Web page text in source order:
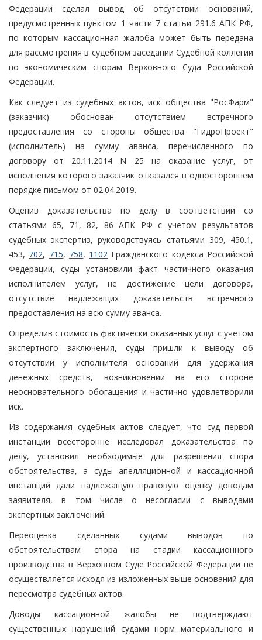
Федерации сделал вывод об отсутствии оснований,
предусмотренных пунктом 1 части 7 статьи 291.6 АПК РФ,
по которым кассационная жалоба может быть передана
для рассмотрения в судебном заседании Судебной коллегии
по экономическим спорам Верховного Суда Российской
Федерации.
Как следует из судебных актов, иск общества "РосФарм"
(заказчик) обоснован отсутствием встречного
предоставления со стороны общества "ГидроПроект"
(исполнитель) на сумму аванса, перечисленного по
договору от 20.11.2014 N 25 на оказание услуг, от
исполнения которого заказчик отказался в одностороннем
порядке письмом от 02.04.2019.
Оценив доказательства по делу в соответствии со
статьями 65, 71, 82, 86 АПК РФ с учетом результатов
судебных экспертиз, руководствуясь статьями 309, 450.1,
453, 702, 715, 758, 1102 Гражданского кодекса Российской
Федерации, суды установили факт частичного оказания
исполнителем услуг, не достижение цели договора,
отсутствие надлежащих доказательств встречного
предоставления на всю сумму аванса.
Определив стоимость фактически оказанных услуг с учетом
экспертного заключения, суды пришли к выводу об
отсутствии у исполнителя оснований для удержания
денежных средств, возникновении на его стороне
неосновательного обогащения и частично удовлетворили
иск.
Из содержания судебных актов следует, что суд первой
инстанции всесторонне исследовал доказательства по
делу, установил необходимые для разрешения спора
обстоятельства, а суды апелляционной и кассационной
инстанций дали надлежащую правовую оценку доводам
заявителя, в том числе о несогласии с выводами
экспертных заключений.
Переоценка сделанных судами выводов по
обстоятельствам спора на стадии кассационного
производства в Верховном Суде Российской Федерации не
осуществляется исходя из изложенных выше оснований для
пересмотра судебных актов.
Доводы кассационной жалобы не подтверждают
существенных нарушений судами норм материального и